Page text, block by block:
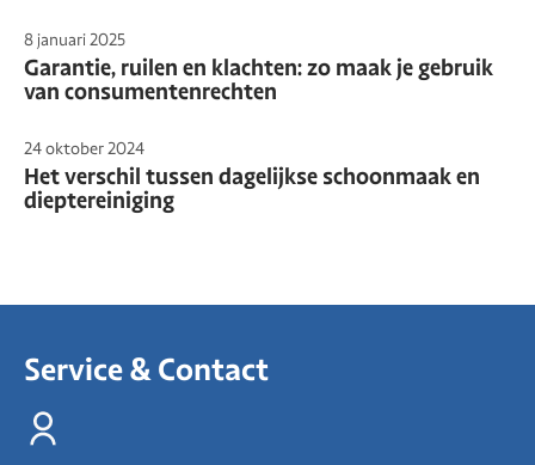
8 januari 2025
Garantie, ruilen en klachten: zo maak je gebruik
van consumentenrechten
24 oktober 2024
Het verschil tussen dagelijkse schoonmaak en
dieptereiniging
Service & Contact